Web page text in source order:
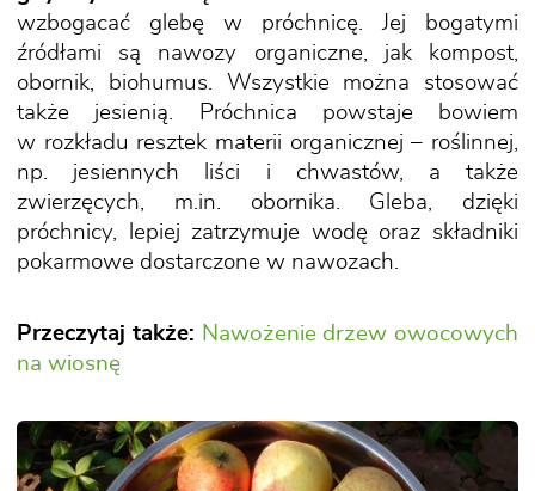
wzbogacać glebę w próchnicę. Jej bogatymi
źródłami są nawozy organiczne, jak kompost,
obornik, biohumus. Wszystkie można stosować
także jesienią. Próchnica powstaje bowiem
w rozkładu resztek materii organicznej – roślinnej,
np. jesiennych liści i chwastów, a także
zwierzęcych, m.in. obornika. Gleba, dzięki
próchnicy, lepiej zatrzymuje wodę oraz składniki
pokarmowe dostarczone w nawozach.
Przeczytaj także: Nawożenie drzew owocowych
na wiosnę